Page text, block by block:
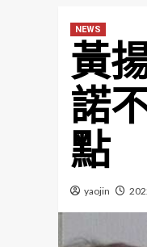
NEWS
黃
諾
點
yaojin